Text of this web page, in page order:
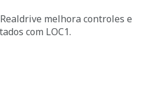
Realdrive melhora controles e
com LOC1.